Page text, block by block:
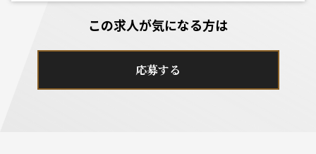
この求人が気になる方は
応募する